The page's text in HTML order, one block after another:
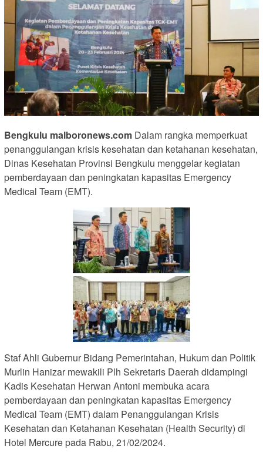
Bengkulu malboronews.com Dalam rangka memperkuat
penanggulangan krisis kesehatan dan ketahanan kesehatan,
Dinas Kesehatan Provinsi Bengkulu menggelar kegiatan
pemberdayaan dan peningkatan kapasitas Emergency
Medical Team (EMT).
Staf Ahli Gubernur Bidang Pemerintahan, Hukum dan Politik
Murlin Hanizar mewakili Plh Sekretaris Daerah didampingi
Kadis Kesehatan Herwan Antoni membuka acara
pemberdayaan dan peningkatan kapasitas Emergency
Medical Team (EMT) dalam Penanggulangan Krisis
Kesehatan dan Ketahanan Kesehatan (Health Security) di
Hotel Mercure pada Rabu, 21/02/2024.